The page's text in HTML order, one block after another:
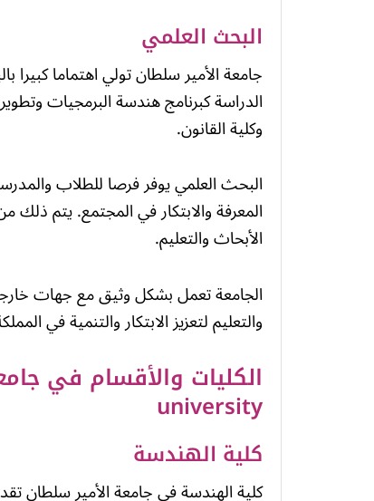
البحث العلمي
جامعة الأمير سلطان تولي اهتماما
الدراسة كبرنامج هندسة البرمجيات
وكلية القانون.
البحث العلمي يوفر فرصا للطلاب
المعرفة والابتكار في المجتمع. يتم
الأبحاث والتعليم.
الجامعة تعمل بشكل وثيق مع جهات
والتعليم لتعزيز الابتكار والتنمية في
university
كلية الهندسة
كلية الهندسة في جامعة الأمير سلطان